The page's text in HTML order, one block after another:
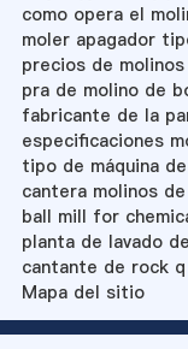
como opera el
moler apagador
precios de
pra de molino de
fabricante de la
especificaciones
tipo de máquina
cantera molinos
ball mill for
planta de lavado
cantante de rock
Mapa del sitio